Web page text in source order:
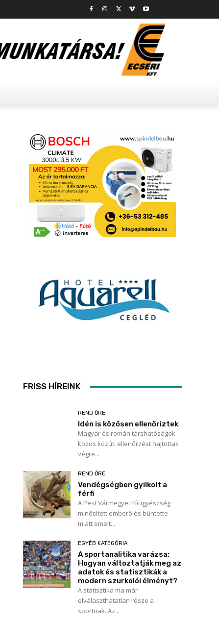
FRISS HÍREINK
REND ŐRE
Idén is közösen ellenőriztek
Magyar és román társhatóságok
közös közúti ellenőrzést hajtottak
végre...
REND ŐRE
Vendégségben gyilkolt a
férfi
A Pest Vármegyei Főügyészség
minősített emberölés bűntette
miatt emelt...
EGYÉB KATEGÓRIA
A sportanalitika varázsa:
Hogyan változtatják meg az
adatok és statisztikák a
modern szurkolói élményt?
A statisztika ma már
elválaszthatatlan része a
sportnak. Az...